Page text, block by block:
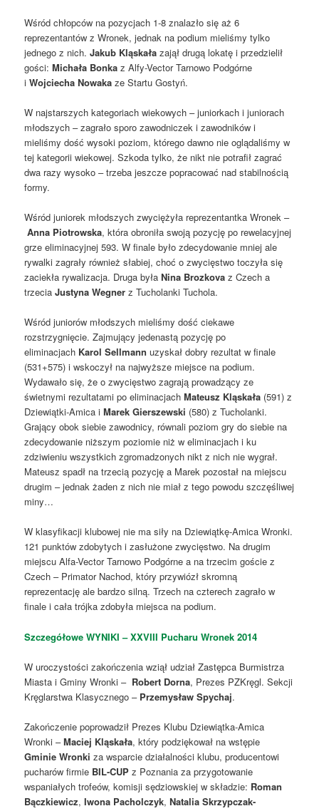
Wśród chłopców na pozycjach 1-8 znalazło się aż 6
reprezentantów z Wronek, jednak na podium mieliśmy tylko
jednego z nich.Jakub Kląskałazajął drugą lokatę i przedzielił
gości:Michała Bonkaz Alfy-Vector Tarnowo Podgórne
iWojciecha Nowaka ze Startu Gostyń.
W najstarszych kategoriach wiekowych – juniorkach i juniorach
młodszych – zagrało sporo zawodniczek i zawodników i
mieliśmy dość wysoki poziom, którego dawno nie oglądaliśmy w
tej kategorii wiekowej. Szkoda tylko, że nikt nie potrafił zagrać
dwa razy wysoko – trzeba jeszcze popracować nad stabilnością
formy.
Wśród juniorek młodszych zwyciężyła reprezentantka Wronek –
Anna Piotrowska, która obroniła swoją pozycję po rewelacyjnej
grze eliminacyjnej 593. W finale było zdecydowanie mniej ale
rywalki zagrały również słabiej, choć o zwycięstwo toczyła się
zaciekła rywalizacja. Druga byłaNina Brozkova z Czech a
trzeciaJustyna Wegner z Tucholanki Tuchola.
Wśród juniorów młodszych mieliśmy dość ciekawe
rozstrzygnięcie. Zajmujący jedenastą pozycję po
eliminacjach Karol Sellmannuzyskał dobry rezultat w finale
(531+575) i wskoczył na najwyższe miejsce na podium.
Wydawało się, że o zwycięstwo zagrają prowadzący ze
świetnymi rezultatami po eliminacjachMateusz Kląskała (591) z
Dziewiątki-Amica iMarek Gierszewski (580) z Tucholanki.
Grający obok siebie zawodnicy, równali poziom gry do siebie na
zdecydowanie niższym poziomie niż w eliminacjach i ku
zdziwieniu wszystkich zgromadzonych nikt z nich nie wygrał.
Mateusz spadł na trzecią pozycję a Marek pozostał na miejscu
drugim – jednak żaden z nich nie miał z tego powodu szczęśliwej
miny…
W klasyfikacji klubowej nie ma siły na Dziewiątkę-Amica Wronki.
121 punktów zdobytych i zasłużone zwycięstwo. Na drugim
miejscu Alfa-Vector Tarnowo Podgórne a na trzecim goście z
Czech – Primator Nachod, który przywiózł skromną
reprezentację ale bardzo silną. Trzech na czterech zagrało w
finale i cała trójka zdobyła miejsca na podium.
Szczegółowe WYNIKI – XXVIII Pucharu Wronek 2014
W uroczystości zakończenia wziął udział Zastępca Burmistrza
Miasta i Gminy Wronki – Robert Dorna, Prezes PZKręgl. Sekcji
Kręglarstwa Klasycznego – Przemysław Spychaj.
Zakończenie poprowadził Prezes Klubu Dziewiątka-Amica
Wronki –Maciej Kląskała, który podziękował na wstępie
Gminie Wronki za wsparcie działalności klubu, producentowi
pucharów firmie BIL-CUP z Poznania za przygotowanie
wspaniałych trofeów, komisji sędziowskiej w składzie: Roman
Bączkiewicz,Iwona Pacholczyk,Natalia Skrzypczak-